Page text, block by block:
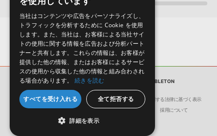
しかねます。
サンプルパック BRUTAL BEAT-PL - ABLETON
会社概要 環境保護（CSR）への取り組み
特定商取引に関する法律に基づく表示
サイト動作環境
利用規約 個人情報の保護について 採用について
当社はコンテンツや広告をパーソナライズし、
トラフィックを分析するために Cookie を使用
します。また、当社は、お客様による当社サイ
トの使用に関する情報を広告および分析パート
ナーと共有します。これらの情報は、お客様が
提供した他の情報、またはお客様によるサービ
スの使用から収集した他の情報と組み合わされ
る場合があります。
続きを読む
すべてを受け入れる 全て拒否する
詳細を表示